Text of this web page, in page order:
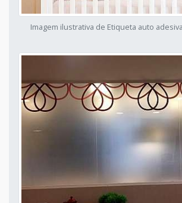
Imagem ilustrativa de Etiqueta auto